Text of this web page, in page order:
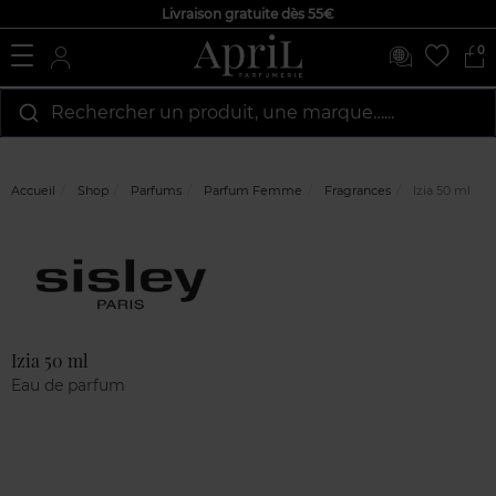
Livraison gratuite dès 55€
0
Rechercher un produit, une marque…...
Accueil Shop Parfums Parfum Femme Fragrances Izia 50 ml
Izia 50 ml
Eau de parfum